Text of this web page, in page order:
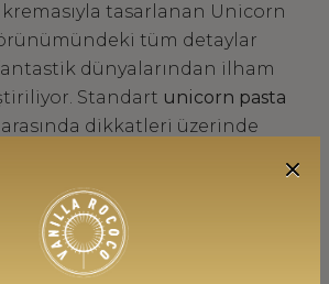
tasarlanan Unicorn
tüm detaylar
dünyalarından ilham
Standart unicorn pasta
dikkatleri üzerinde
hazır alın. Tasarımı ve
günleri büyüleyen Unicorn
dilediğiniz her an sipariş
edebilirsiniz.